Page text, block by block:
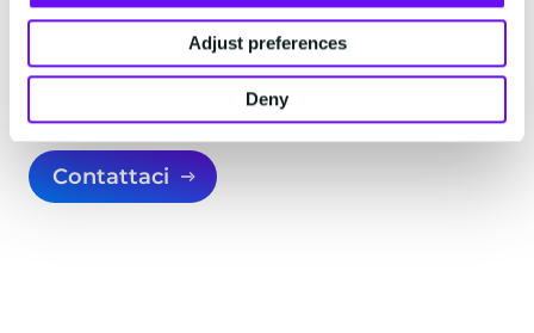
Adjust preferences
Deny
Adotta un modo più intelligente di verificare e
identificare i tuoi clienti: riduci i costi, migliora
l’esperienza utente e rafforza la sicurezza grazie
ai dati degli operatori di rete mobile.
Contattaci